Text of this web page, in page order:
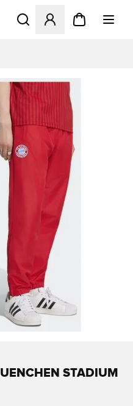
Åbner en Modal til at
STADIUM